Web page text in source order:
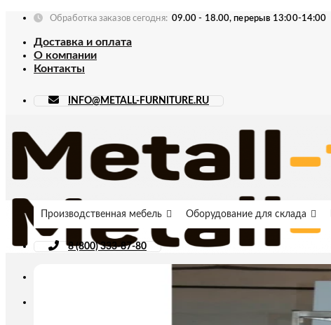
Skip
content
Обработка заказов сегодня: 09.00 - 18.00, перерыв 13:00-14:00
Доставка и оплата
О компании
Контакты
INFO@METALL-FURNITURE.RU
Производственная мебель Оборудование для склада
8 (800) 333-87-80